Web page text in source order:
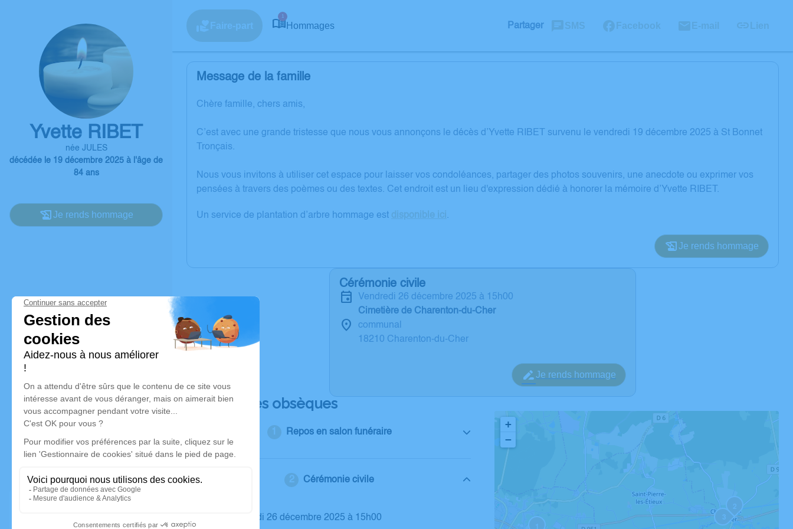
Yvette RIBET
née JULES
décédée le 19 décembre 2025 à l'âge de
84 ans
Je rends hommage
Faire-part
1
Hommages Partager SMS Facebook E-mail Lien
Message de la famille
Chère famille, chers amis,
C’est avec une grande tristesse que nous vous annonçons le décès d’Yvette RIBET survenu le vendredi 19 décembre 2025 à St Bonnet
Tronçais.
Nous vous invitons à utiliser cet espace pour laisser vos condoléances, partager des photos souvenirs, une anecdote ou exprimer vos
pensées à travers des poèmes ou des textes. Cet endroit est un lieu d'expression dédié à honorer la mémoire d’Yvette RIBET.
Un service de plantation d’arbre hommage est disponible ici .
Je rends hommage
Cérémonie civile
vendredi 26 décembre 2025 à 15h00
Cimetière de Charenton-du-Cher
communal
18210 Charenton-du-Cher
Je rends hommage
Déroulé des obsèques
Repos en salon funéraire
Cérémonie civile
Le vendredi 26 décembre 2025 à 15h00
1
2
3
+
−